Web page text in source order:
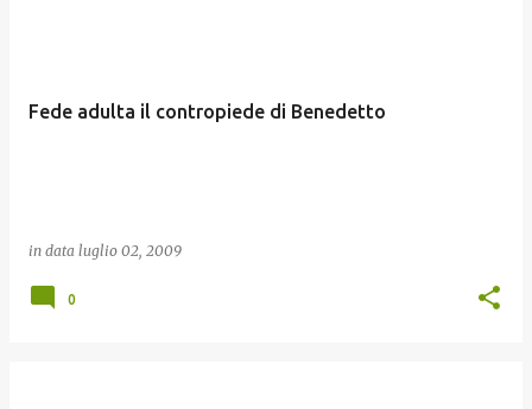
Fede adulta il contropiede di Benedetto
in data luglio 02, 2009
0